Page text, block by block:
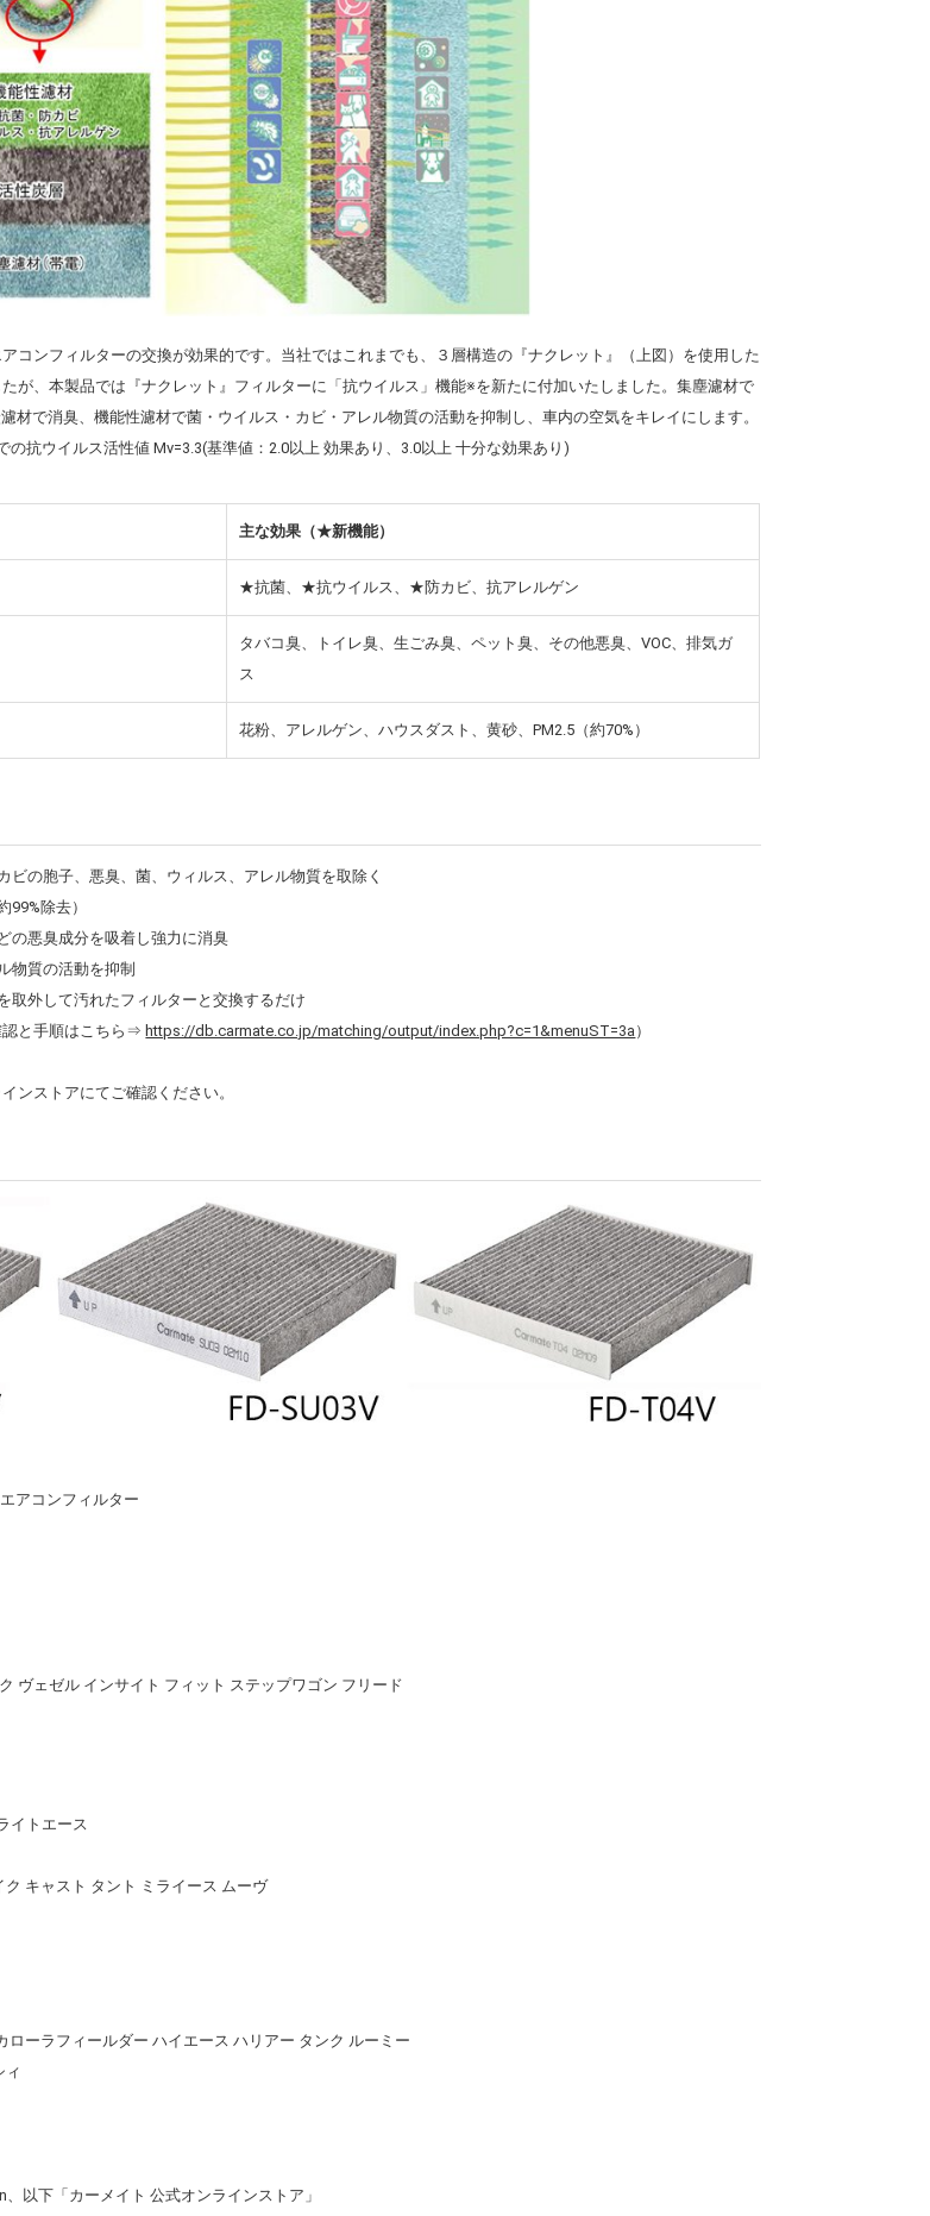
コンフィルターの交換が効果的です。当社ではこれまでも、３層構造の『ナクレット』（上図）を使用した
が、本製品では『ナクレット』フィルターに「抗ウイルス」機能※を新たに付加いたしました。集塵濾材で
材で消臭、機能性濾材で菌・ウイルス・カビ・アレル物質の活動を抑制し、車内の空気をキレイにします。
抗ウイルス活性値 Mv=3.3(基準値：2.0以上 効果あり、3.0以上 十分な効果あり)
主な効果（★新機能）
★抗菌、★抗ウイルス、★防カビ、抗アレルゲン
タバコ臭、トイレ臭、生ごみ臭、ペット臭、その他悪臭、VOC、排気ガ
ス
花粉、アレルゲン、ハウスダスト、黄砂、PM2.5（約70%）
の胞子、悪臭、菌、ウィルス、アレル物質を取除く
99%除去）
の悪臭成分を吸着し強力に消臭
物質の活動を抑制
取外して汚れたフィルターと交換するだけ
認と手順はこちら⇒ https://db.carmate.co.jp/matching/output/index.php?c=1&menuST=3a ）
ンストアにてご確認ください。
アコンフィルター
ヴェゼル インサイト フィット ステップワゴン フリード
イトエース
ト タント ミライース ムーヴ
ーラフィールダー ハイエース ハリアー タンク ルーミー
以下「カーメイト 公式オンラインストア」